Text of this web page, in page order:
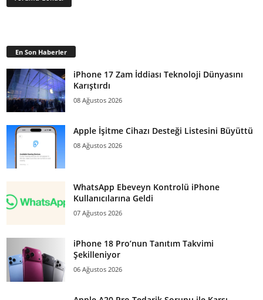
En Son Haberler
iPhone 17 Zam İddiası Teknoloji Dünyasını
Karıştırdı
08 Ağustos 2026
Apple İşitme Cihazı Desteği Listesini Büyüttü
08 Ağustos 2026
WhatsApp Ebeveyn Kontrolü iPhone
Kullanıcılarına Geldi
07 Ağustos 2026
iPhone 18 Pro’nun Tanıtım Takvimi
Şekilleniyor
06 Ağustos 2026